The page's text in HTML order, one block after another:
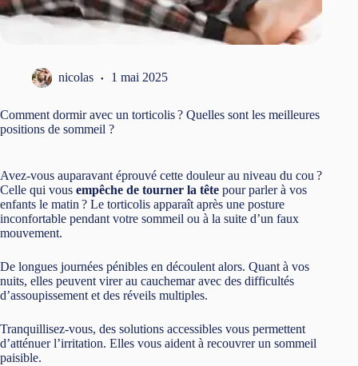
nicolas 1 mai 2025
Comment dormir avec un torticolis ? Quelles sont les meilleures
positions de sommeil ?
Avez-vous auparavant éprouvé cette douleur au niveau du cou ?
Celle qui vous empêche de tourner la tête pour parler à vos
enfants le matin ? Le torticolis apparaît après une posture
inconfortable pendant votre sommeil ou à la suite d’un faux
mouvement.
De longues journées pénibles en découlent alors. Quant à vos
nuits, elles peuvent virer au cauchemar avec des difficultés
d’assoupissement et des réveils multiples.
Tranquillisez-vous, des solutions accessibles vous permettent
d’atténuer l’irritation. Elles vous aident à recouvrer un sommeil
paisible.